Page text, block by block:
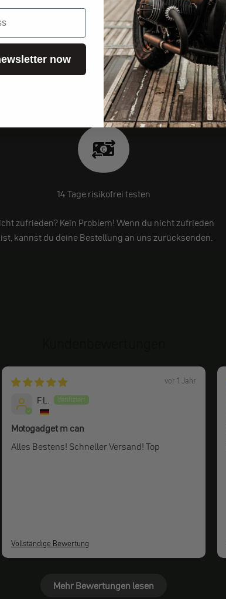
14 Tage risikofrei testen
zufrieden? Kein Problem! Wenn du nicht zufrieden
kannst du deine Bestellung an uns zurücksenden.
vor 1 Jahr
F.L.
Motogadget m can
Alles Bestens! Schneller Versand! Top
Vollständige Bewertung
Mehr Bewertungen lesen
now